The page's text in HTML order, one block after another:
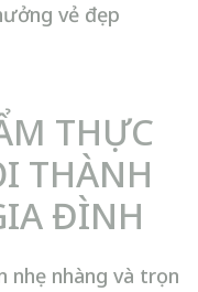
vẻ đẹp
THỰC
THÀNH
ĐÌNH
nhẹ nhàng và trọn